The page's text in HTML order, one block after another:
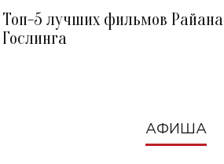
Топ-5 лучших фильмов Райана
Гослинга
АФИША